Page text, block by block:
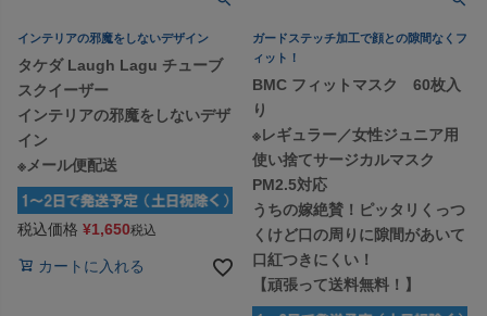
インテリアの邪魔をしないデザイン
タケダ Laugh Lagu チューブ
スクイーザー
インテリアの邪魔をしないデザ
イン
※メール便配送
税込価格 ¥1,650税込
カートに入れる
ガードステッチ加工で顔との隙間なくフ
ィット！
BMC フィットマスク 60枚入
り
※レギュラー／女性ジュニア用
使い捨てサージカルマスク
PM2.5対応
うちの嫁絶賛！ピッタリくっつ
くけど口の周りに隙間があいて
口紅つきにくい！
【頑張って送料無料！】